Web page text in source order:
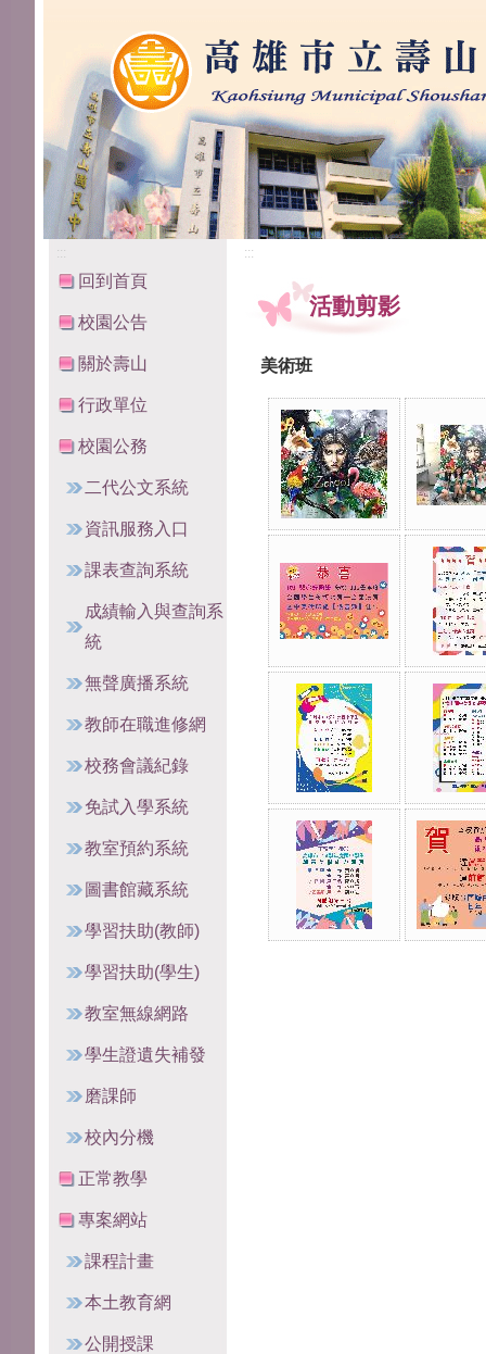
:::
回到首頁
校園公告
關於壽山
行政單位
校園公務
二代公文系統
資訊服務入口
課表查詢系統
成績輸入與查詢系
統
無聲廣播系統
教師在職進修網
校務會議紀錄
免試入學系統
教室預約系統
圖書館藏系統
學習扶助(教師)
學習扶助(學生)
教室無線網路
學生證遺失補發
磨課師
校內分機
正常教學
專案網站
課程計畫
本土教育網
公開授課
:::
活動剪影
美術班